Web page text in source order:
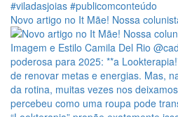
Novo artigo no It Mãe! Nossa